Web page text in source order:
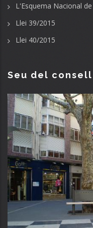
L'Esquema Nacional
Llei 39/2015
Llei 40/2015
Seu del consell